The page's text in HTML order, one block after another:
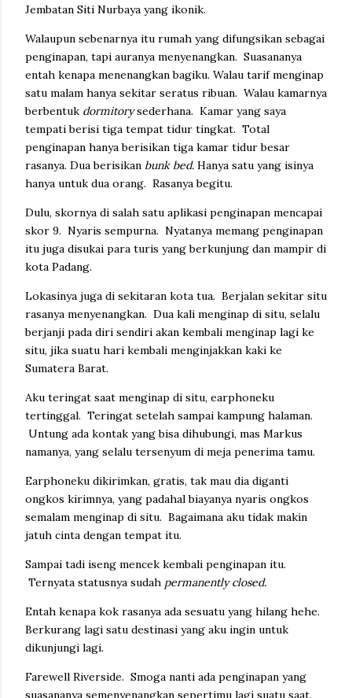
Jembatan Siti Nurbaya yang ikonik.
Walaupun sebenarnya itu rumah yang difungsikan sebagai
penginapan, tapi auranya menyenangkan. Suasananya
entah kenapa menenangkan bagiku. Walau tarif menginap
satu malam hanya sekitar seratus ribuan. Walau kamarnya
berbentuk dormitorysederhana. Kamar yang saya
tempati berisi tiga tempat tidur tingkat. Total
penginapan hanya berisikan tiga kamar tidur besar
rasanya. Dua berisikan bunk bed. Hanya satu yang isinya
hanya untuk dua orang. Rasanya begitu.
Dulu, skornya di salah satu aplikasi penginapan mencapai
skor 9. Nyaris sempurna. Nyatanya memang penginapan
itu juga disukai para turis yang berkunjung dan mampir di
kota Padang.
Lokasinya juga di sekitaran kota tua. Berjalan sekitar situ
rasanya menyenangkan. Dua kali menginap di situ, selalu
berjanji pada diri sendiri akan kembali menginap lagi ke
situ, jika suatu hari kembali menginjakkan kaki ke
Sumatera Barat.
Aku teringat saat menginap di situ, earphoneku
tertinggal. Teringat setelah sampai kampung halaman.
Untung ada kontak yang bisa dihubungi, mas Markus
namanya, yang selalu tersenyum di meja penerima tamu.
Earphoneku dikirimkan, gratis, tak mau dia diganti
ongkos kirimnya, yang padahal biayanya nyaris ongkos
semalam menginap di situ. Bagaimana aku tidak makin
jatuh cinta dengan tempat itu.
Sampai tadi iseng mencek kembali penginapan itu.
Ternyata statusnya sudah permanently closed.
Entah kenapa kok rasanya ada sesuatu yang hilang hehe.
Berkurang lagi satu destinasi yang aku ingin untuk
dikunjungi lagi.
Farewell Riverside. Smoga nanti ada penginapan yang